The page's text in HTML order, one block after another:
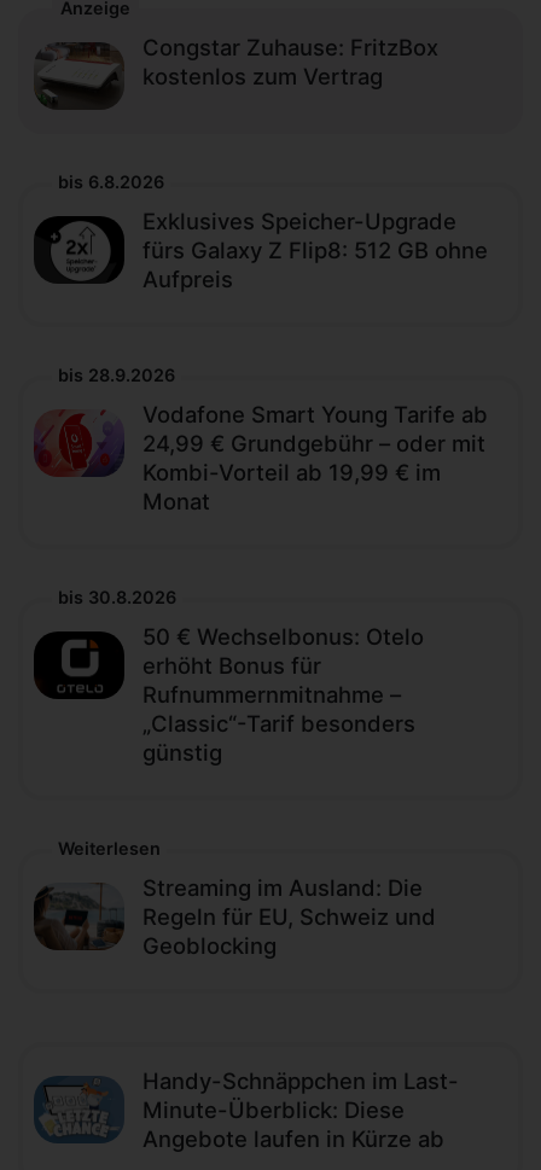
Anzeige
Congstar Zuhause: FritzBox
kostenlos zum Vertrag
bis 6.8.2026
Exklusives Speicher-Upgrade
fürs Galaxy Z Flip8: 512 GB ohne
Aufpreis
bis 28.9.2026
Vodafone Smart Young Tarife ab
24,99 € Grundgebühr – oder mit
Kombi-Vorteil ab 19,99 € im
Monat
bis 30.8.2026
50 € Wechselbonus: Otelo
erhöht Bonus für
Rufnummernmitnahme –
„Classic“-Tarif besonders
günstig
Weiterlesen
Streaming im Ausland: Die
Regeln für EU, Schweiz und
Geoblocking
Handy-Schnäppchen im Last-
Minute-Überblick: Diese
Angebote laufen in Kürze ab